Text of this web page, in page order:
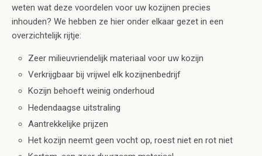
weten wat deze voordelen voor uw kozijnen precies
inhouden? We hebben ze hier onder elkaar gezet in een
overzichtelijk rijtje:
Zeer milieuvriendelijk materiaal voor uw kozijn
Verkrijgbaar bij vrijwel elk kozijnenbedrijf
Kozijn behoeft weinig onderhoud
Hedendaagse uitstraling
Aantrekkelijke prijzen
Het kozijn neemt geen vocht op, roest niet en rot niet